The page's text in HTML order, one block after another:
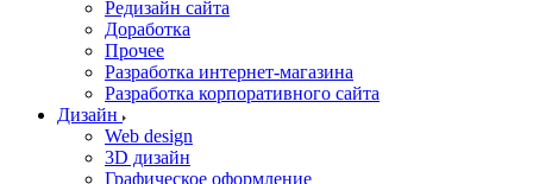
Редизайн сайта
Доработка
Прочее
Разработка интернет-магазина
Разработка корпоративного сайта
Дизайн
Web design
3D дизайн
Графическое оформление